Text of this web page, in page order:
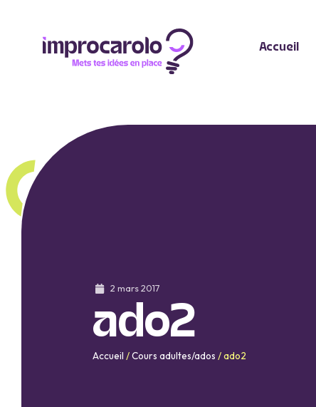
Accueil
2 mars 2017
ado2
Accueil /Cours adultes/ados /ado2